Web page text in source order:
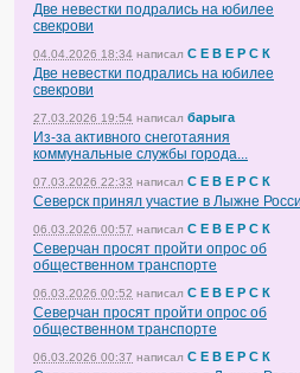
Две невестки подрались на юбилее
свекрови
04.04.2026 18:34 написал С Е В Е Р С К
Две невестки подрались на юбилее
свекрови
27.03.2026 19:54 написал барыга
Из-за активного снеготаяния
коммунальные службы города...
07.03.2026 22:33 написал С Е В Е Р С К
Северск принял участие в Лыжне
06.03.2026 00:57 написал С Е В Е Р С К
Северчан просят пройти опрос об
общественном транспорте
06.03.2026 00:52 написал С Е В Е Р С К
Северчан просят пройти опрос об
общественном транспорте
06.03.2026 00:37 написал С Е В Е Р С К